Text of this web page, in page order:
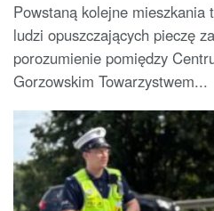
Powstaną kolejne mieszkania
ludzi opuszczających pieczę
porozumienie pomiędzy
Gorzowskim Towarzystwem...